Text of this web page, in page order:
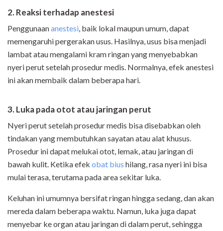
2. Reaksi terhadap anestesi
Penggunaananestesi , baik lokal maupun umum, dapat
memengaruhi pergerakan usus. Hasilnya, usus bisa menjadi
lambat atau mengalami kram ringan yang menyebabkan
nyeri perut setelah prosedur medis. Normalnya, efek anestesi
ini akan membaik dalam beberapa hari.
3. Luka pada otot atau jaringan perut
Nyeri perut setelah prosedur medis bisa disebabkan oleh
tindakan yang membutuhkan sayatan atau alat khusus.
Prosedur ini dapat melukai otot, lemak, atau jaringan di
bawah kulit. Ketika efek obat bius hilang, rasa nyeri ini bisa
mulai terasa, terutama pada area sekitar luka.
Keluhan ini umumnya bersifat ringan hingga sedang, dan akan
mereda dalam beberapa waktu. Namun, luka juga dapat
menyebar ke organ atau jaringan di dalam perut, sehingga